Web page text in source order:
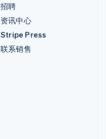
招聘
资讯中心
Stripe Press
联系销售